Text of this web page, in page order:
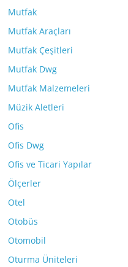
Mutfak
Mutfak Araçları
Mutfak Çeşitleri
Mutfak Dwg
Mutfak Malzemeleri
Müzik Aletleri
Ofis
Ofis Dwg
Ofis ve Ticari Yapılar
Ölçerler
Otel
Otobüs
Otomobil
Oturma Üniteleri